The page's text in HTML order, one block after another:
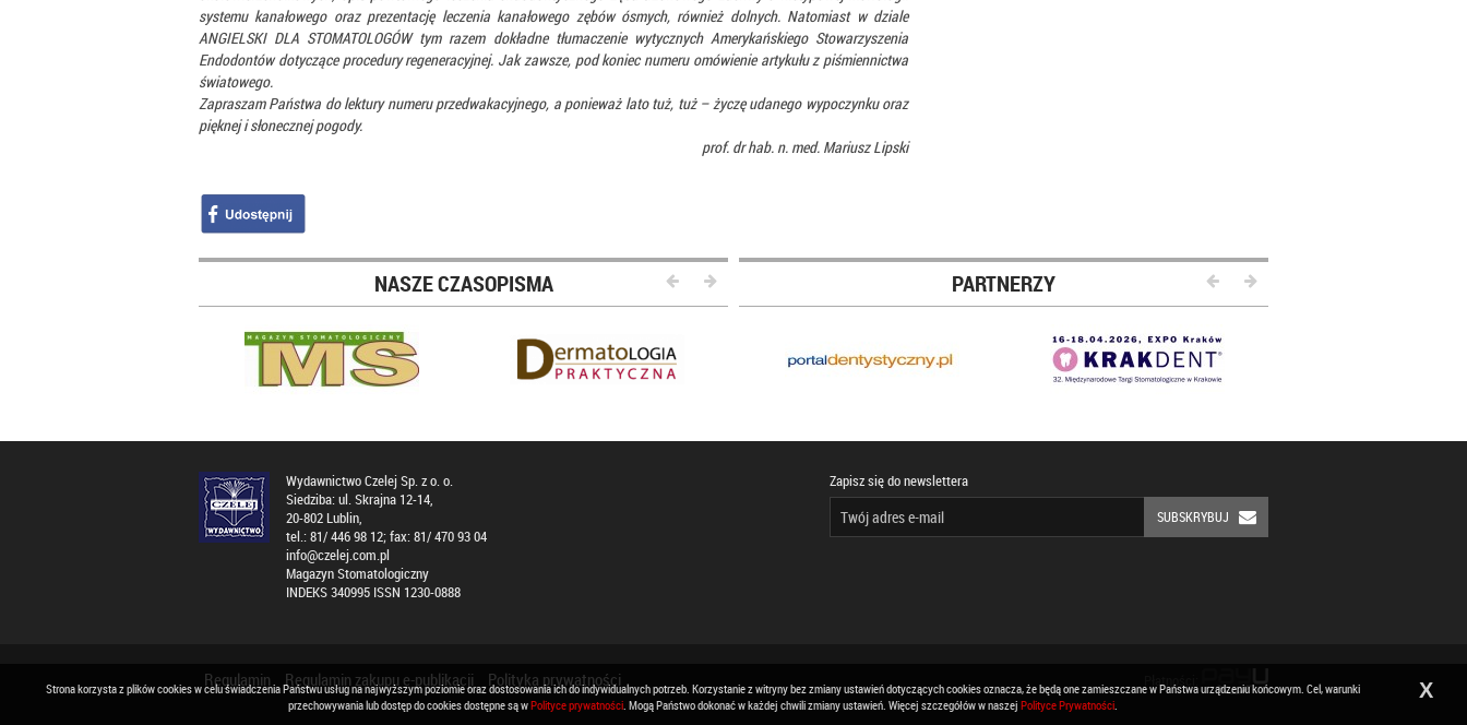
systemu kanałowego oraz prezentację leczenia kanałowego zębów ósmych, również dolnych. Natomiast w dziale
ANGIELSKI DLA STOMATOLOGÓW tym razem dokładne tłumaczenie wytycznych Amerykańskiego Stowarzyszenia
Endodontówdotyczące procedury regeneracyjnej. Jak zawsze, pod koniec numeru omówienie artykułu z piśmiennictwa
światowego.
Zapraszam Państwa do lektury numeru przedwakacyjnego, a ponieważ lato tuż, tuż – życzę udanego wypoczynku oraz
pięknej i słonecznej pogody.
prof. dr hab. n. med. Mariusz Lipski
NASZE CZASOPISMA PARTNERZY
Wydawnictwo Czelej Sp. z o. o.
Siedziba: ul. Skrajna 12-14,
20-802 Lublin,
tel.: 81/ 446 98 12; fax: 81/ 470 93 04
info@czelej.com.pl
Magazyn Stomatologiczny
INDEKS 340995 ISSN 1230-0888
Zapisz się do newslettera
SUBSKRYBUJ
Regulamin Regulamin zakupu e-publikacji Polityka prywatności Płatności:
Strona korzysta z plików cookies w celu świadczenia Państwu usług na najwyższym poziomie oraz dostosowania ich do indywidualnych potrzeb. Korzystanie z witryny bez zmiany ustawień dotyczących cookies oznacza, że będą one zamieszczane w Państwa urządzeniu końcowym. Cel, warunki
przechowywania lub dostęp do cookies dostępne są wPolityce prywatności. Mogą Państwo dokonać w każdej chwili zmiany ustawień. Więcej szczegółów w naszej Polityce Prywatności.
X